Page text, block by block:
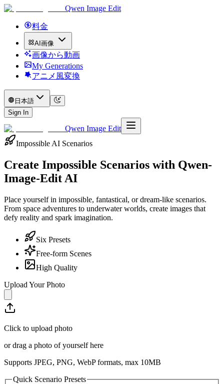
Qwen Image Edit
料金
AI画像
画像から動画
My Generations
アニメ風変換
日本語
Sign In
Qwen Image Edit
Impossible AI Scenarios
Create Impossible Scenarios with Qwen-
Image-Edit AI
Place yourself in impossible, fantastical, or dream-like scenarios.
From space adventures to underwater worlds, create images that
defy reality and spark imagination.
Six Presets
Free-form Scenes
High Quality
Upload Your Photo
Click to upload photo
or drag a photo of yourself here
Supports JPEG, PNG, WebP formats, max 10MB
Quick Scenario Presets